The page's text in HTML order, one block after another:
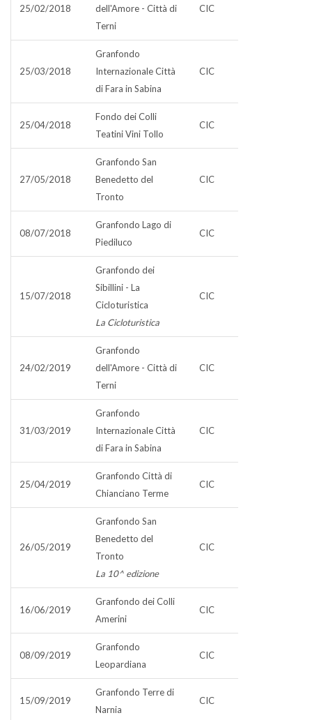
25/02/2018
dell'Amore - Città di
Terni
CIC
25/03/2018
Granfondo
Internazionale Città
di Fara in Sabina
CIC
25/04/2018
Fondo dei Colli
Teatini Vini Tollo
CIC
27/05/2018
Granfondo San
Benedetto del
Tronto
CIC
08/07/2018
Granfondo Lago di
Piediluco
CIC
15/07/2018
Granfondo dei
Sibillini - La
Cicloturistica
La Cicloturistica
CIC
24/02/2019
Granfondo
dell'Amore - Città di
Terni
CIC
31/03/2019
Granfondo
Internazionale Città
di Fara in Sabina
CIC
25/04/2019
Granfondo Città di
Chianciano Terme
CIC
26/05/2019
Granfondo San
Benedetto del
Tronto
La 10^ edizione
CIC
16/06/2019
Granfondo dei Colli
Amerini
CIC
08/09/2019
Granfondo
Leopardiana
CIC
15/09/2019
Granfondo Terre di
Narnia
CIC